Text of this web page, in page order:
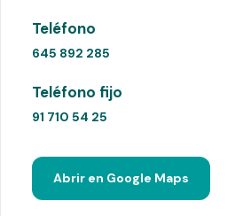
Teléfono
645 892 285
Teléfono fijo
91 710 54 25
Abrir en Google Maps